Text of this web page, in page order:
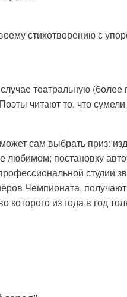
стихотворению с
театральную
читают то, что
сам выбрать приз:
постановку
студии
Чемпионата,
из года в год